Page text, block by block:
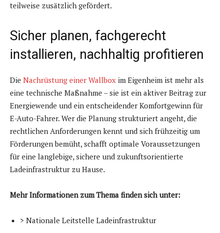
teilweise zusätzlich gefördert.
Sicher planen, fachgerecht
installieren, nachhaltig profitieren
Die Nachrüstung einer Wallbox im Eigenheim ist mehr als
eine technische Maßnahme – sie ist ein aktiver Beitrag zur
Energiewende und ein entscheidender Komfortgewinn für
E-Auto-Fahrer. Wer die Planung strukturiert angeht, die
rechtlichen Anforderungen kennt und sich frühzeitig um
Förderungen bemüht, schafft optimale Voraussetzungen
für eine langlebige, sichere und zukunftsorientierte
Ladeinfrastruktur zu Hause.
Mehr Informationen zum Thema finden sich unter:
> Nationale Leitstelle Ladeinfrastruktur